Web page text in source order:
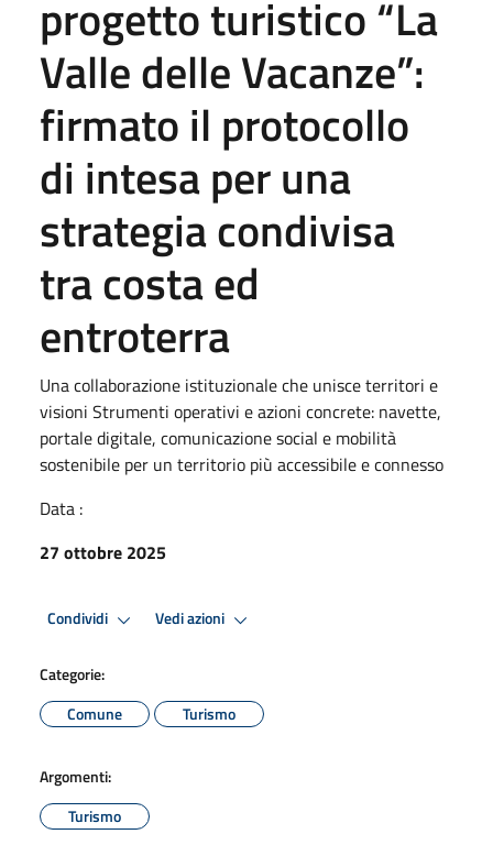
progetto turistico “La
Valle delle Vacanze”:
firmato il protocollo
di intesa per una
strategia condivisa
tra costa ed
entroterra
Una collaborazione istituzionale che unisce territori e
visioni Strumenti operativi e azioni concrete: navette,
portale digitale, comunicazione social e mobilità
sostenibile per un territorio più accessibile e connesso
Data :
27 ottobre 2025
Condividi Vedi azioni
Categorie:
Comune
Turismo
Argomenti:
Turismo